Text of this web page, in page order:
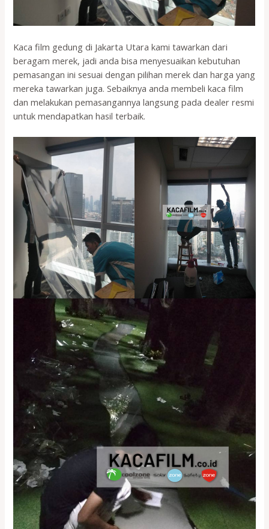
Kaca film gedung di Jakarta Utara kami tawarkan dari
beragam merek, jadi anda bisa menyesuaikan kebutuhan
pemasangan ini sesuai dengan pilihan merek dan harga yang
mereka tawarkan juga. Sebaiknya anda membeli kaca film
dan melakukan pemasangannya langsung pada dealer resmi
untuk mendapatkan hasil terbaik.